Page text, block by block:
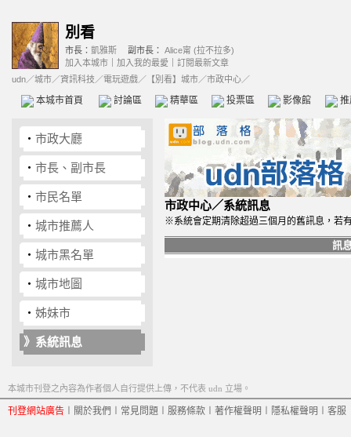
別看
市長： 凱雅斯 副市長： Alice甯 (拉不拉多)
加入本城市
加入我的最愛
訂閱最新文章
udn／城市／資訊科技 ／電玩遊戲／ 【別看】城市／市政中心／
本城市首頁 討論區 精華區 投票區 影像館
‧ 市政大廳
‧ 市長、副市長
‧ 市民名單
‧ 城市推薦人
‧ 城市黑名單
‧ 城市地圖
‧ 姊妹市
》 系統訊息
市政中心／系統訊息
※系統會定期清除超過三個月的舊訊息，若
訊
本城市刊登之內容為作者個人自行提供上傳，不代表 udn 立場。
刊登網站廣告 關於我們 常見問題 服務條款 著作權聲明 隱私權聲明 客服